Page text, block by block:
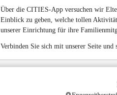
Über die CITIES-App versuchen wir
Einblick zu geben, welche tollen
unserer Einrichtung für ihre
Verbinden Sie sich mit unserer Seite